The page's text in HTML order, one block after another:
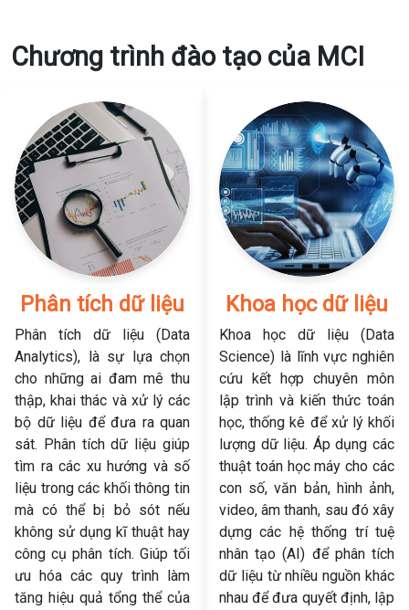
Chương trình đào tạo của MCI
Phân tích dữ liệu
Phân tích dữ liệu (Data
Analytics), là sự lựa chọn
cho những ai đam mê thu
thập, khai thác và xử lý các
bộ dữ liệu để đưa ra quan
sát. Phân tích dữ liệu giúp
tìm ra các xu hướng và số
liệu trong các khối thông tin
mà có thể bị bỏ sót nếu
không sử dụng kĩ thuật hay
công cụ phân tích. Giúp tối
ưu hóa các quy trình làm
tăng hiệu quả tổng thể của
Khoa học dữ liệu
Khoa học dữ liệu (Data
Science) là lĩnh vực nghiên
cứu kết hợp chuyên môn
lập trình và kiến thức toán
học, thống kê để xử lý khối
lượng dữ liệu. Áp dụng các
thuật toán học máy cho các
con số, văn bản, hình ảnh,
video, âm thanh, sau đó xây
dựng các hệ thống trí tuệ
nhân tạo (AI) để phân tích
dữ liệu từ nhiều nguồn khác
nhau để đưa quyết định, lập